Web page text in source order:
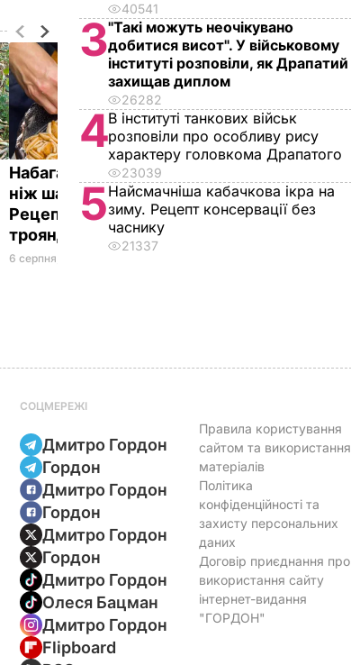
Набагато цікавіше,
ніж шарлотка.
Рецепт яблуневих
троянд
6 серпня, 11.36
річний "мільйонер-
танцівник" Ваккі та
40541
3"Такі можуть неочікувано
добитися висот". У військовому
інституті розповіли, як Драпатий
захищав диплом
26282
4В інституті танкових військ
розповіли про особливу рису
характеру головкома Драпатого
23039
5Найсмачніша кабачкова ікра на
зиму. Рецепт консервації без
часнику
21337
СОЦМЕРЕЖІ
Дмитро Гордон
Гордон
Дмитро Гордон
Гордон
Дмитро Гордон
Гордон
Дмитро Гордон
Олеся Бацман
Дмитро Гордон
Flipboard
Правила користування
сайтом та використання
матеріалів
Політика
конфіденційності та
захисту персональних
даних
Договір приєднання про
використання сайту
інтернет-видання
"ГОРДОН"